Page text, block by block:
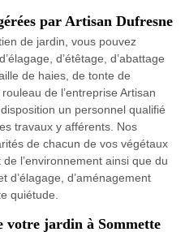
par Artisan Dufresne
de jardin, vous pouvez
d’étêtage, d’abattage
de haies, de tonte de
de l’entreprise Artisan
un personnel qualifié
travaux y afférents. Nos
de chacun de vos végétaux
l’environnement ainsi que du
d’élagage, d’aménagement
quiétude.
votre jardin à Sommette